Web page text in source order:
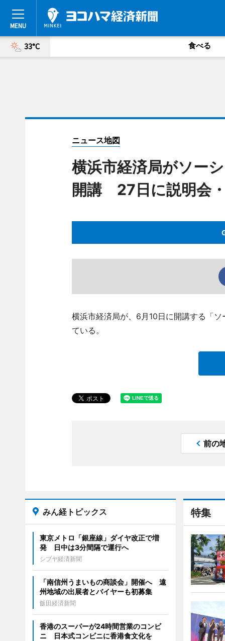
33°C 食べる
ニュース地図
横浜市経済局がソー
開講 27日に説明会
横浜市経済局が、6月10日に開講する「
ている。
前の
特集
みん経トピックス
東京メトロ「銀座線」ダイヤ改正で増
発 日中は3分間隔で運行へ
シブヤ経済新聞
「南信州うまいもの商談会」開催へ 遠
州地域の出展者とバイヤーも初募集
飯田経済新聞
香港のスーパーが24時間営業のコンビ
ニ 日本式コンビニに香港食文化を